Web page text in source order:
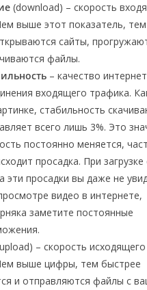
(download) – скорость
выше этот показатель, тем
сайты,
файлы.
– качество
входящего трафика.
стабильность
всего лишь 3%. Это
постоянно меняется,
просадка. При загрузке
эти просадки вы даже не
видео в интернете,
заметите постоянные
– скорость исходящего
выше цифры, тем быстрее
и отправляются файлы с